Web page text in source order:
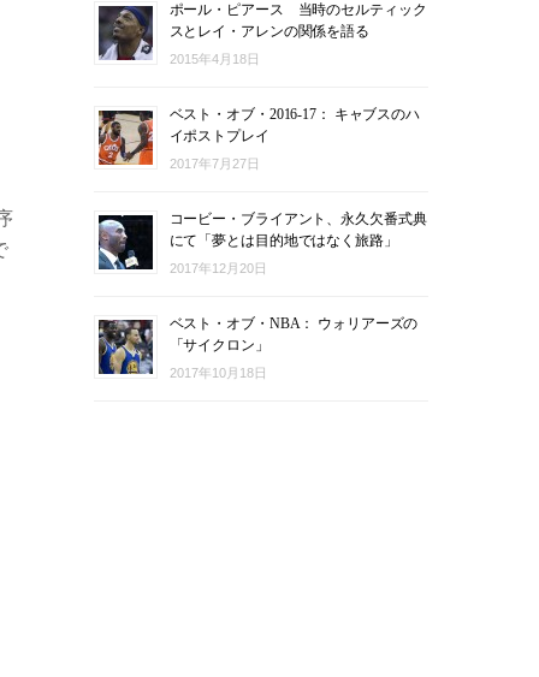
ポール・ピアース 当時のセルティック
スとレイ・アレンの関係を語る
2015年4月18日
ベスト・オブ・2016-17： キャブスのハ
イポストプレイ
2017年7月27日
コービー・ブライアント、永久欠番式典
にて「夢とは目的地ではなく旅路」
2017年12月20日
ベスト・オブ・NBA： ウォリアーズの
「サイクロン」
2017年10月18日